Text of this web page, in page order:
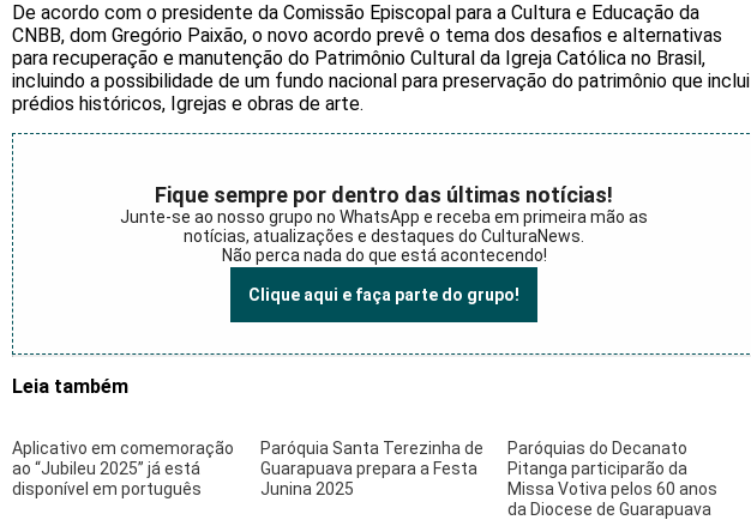
De acordo com o presidente da Comissão Episcopal para a Cultura e Educação da
CNBB, dom Gregório Paixão, o novo acordo prevê o tema dos desafios e alternativas
para recuperação e manutenção do Patrimônio Cultural da Igreja Católica no Brasil,
incluindo a possibilidade de um fundo nacional para preservação do patrimônio que inclui
prédios históricos, Igrejas e obras de arte.
Fique sempre por dentro das últimas notícias!
Junte-se ao nosso grupo no WhatsApp e receba em primeira mão as
notícias, atualizações e destaques do CulturaNews.
Não perca nada do que está acontecendo!
Clique aqui e faça parte do grupo!
Leia também
Aplicativo em comemoração
ao “Jubileu 2025” já está
disponível em português
Paróquia Santa Terezinha de
Guarapuava prepara a Festa
Junina 2025
Paróquias do Decanato
Pitanga participarão da
Missa Votiva pelos 60 anos
da Diocese de Guarapuava